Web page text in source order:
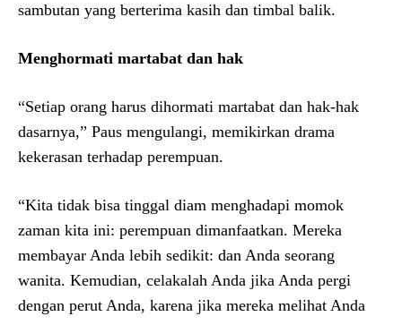
sambutan yang berterima kasih dan timbal balik.
Menghormati martabat dan hak
“Setiap orang harus dihormati martabat dan hak-hak
dasarnya,” Paus mengulangi, memikirkan drama
kekerasan terhadap perempuan.
“Kita tidak bisa tinggal diam menghadapi momok
zaman kita ini: perempuan dimanfaatkan. Mereka
membayar Anda lebih sedikit: dan Anda seorang
wanita. Kemudian, celakalah Anda jika Anda pergi
dengan perut Anda, karena jika mereka melihat Anda